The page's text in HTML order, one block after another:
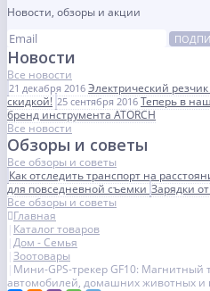
Новости, обзоры и акции
Новости
Все новости
21 декабря 2016 Электрический
скидкой! 25 сентября 2016 Теперь в
бренд инструмента ATORCH
Все новости
Обзоры и советы
Все обзоры и советы
Как отследить транспорт на
для повседневной съемкиЗарядки
Все обзоры и советы
Главная
Каталог товаров
Дом - Семья
Зоотовары
Мини-GPS-трекер GF10: Магнитный
автомобилей, домашних животных и